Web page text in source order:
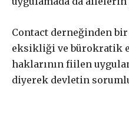
Contact derneğinden
eksikliği ve bürokratik
haklarının fiilen
diyerek devletin